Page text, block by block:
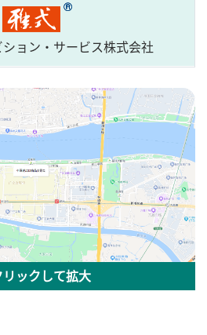
ョン・サービス株式会社
リックして拡大